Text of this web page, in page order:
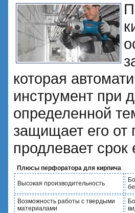
которая
инструмент при
определенной
защищает его от
продлевает
Плюсы перфоратора для кирпича
Высокая производительность
Возможность работы с твердыми
материалами